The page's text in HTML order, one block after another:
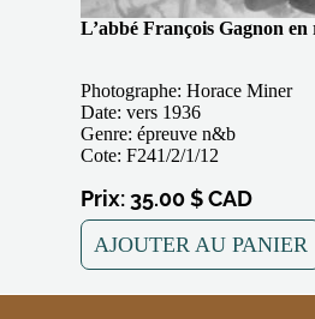
L’abbé François Gagnon en
Photographe: Horace Miner
Date: vers 1936
Genre: épreuve n&b
Cote: F241/2/1/12
Prix: 35.00 $ CAD
AJOUTER AU PANIER